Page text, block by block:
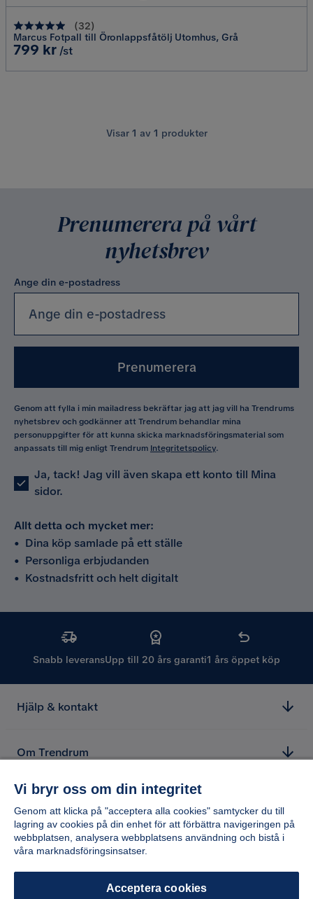
(32)
Marcus Fotpall till Öronlappsfåtölj Utomhus, Grå
Pris
799 kr /st
Visar 1 av 1 produkter
Prenumerera på vårt
nyhetsbrev
Ange din e-postadress
Prenumerera
Genom att fylla i min mailadress bekräftar jag att jag vill ha Trendrums
nyhetsbrev och godkänner att Trendrum behandlar mina
personuppgifter för att kunna skicka marknadsföringsmaterial som
anpassats till mig enligt Trendrum Integritetspolicy.
Ja, tack! Jag vill även skapa ett konto till Mina
sidor.
Allt detta och mycket mer:
• Dina köp samlade på ett ställe
• Personliga erbjudanden
• Kostnadsfritt och helt digitalt
Snabb leveransUpp till 20 års garanti1 års öppet köp
Hjälp & kontakt
Om Trendrum
Vi bryr oss om din integritet
Genom att klicka på "acceptera alla cookies" samtycker du till
lagring av cookies på din enhet för att förbättra navigeringen på
webbplatsen, analysera webbplatsens användning och bistå i
våra marknadsföringsinsatser.
Acceptera cookies